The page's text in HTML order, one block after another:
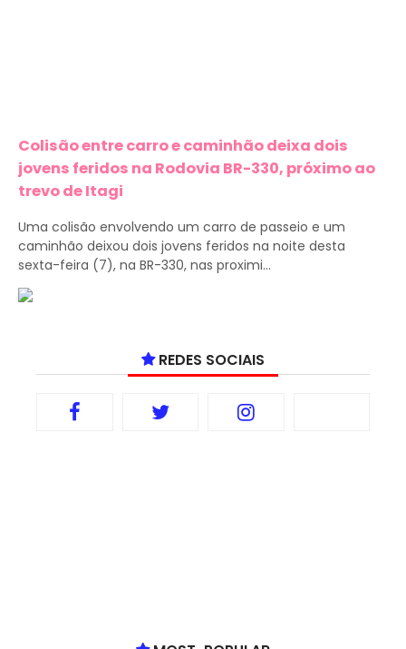
Colisão entre carro e caminhão deixa dois
jovens feridos na Rodovia BR-330, próximo ao
trevo de Itagi
Uma colisão envolvendo um carro de passeio e um
caminhão deixou dois jovens feridos na noite desta
sexta-feira (7), na BR-330, nas proximi...
REDES SOCIAIS